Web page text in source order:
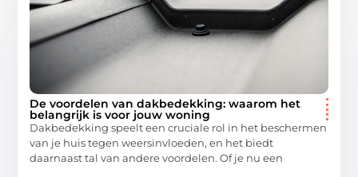
De voordelen van dakbedekking: waarom het
belangrijk is voor jouw woning
Dakbedekking speelt een cruciale rol in het beschermen
van je huis tegen weersinvloeden, en het biedt
daarnaast tal van andere voordelen. Of je nu een